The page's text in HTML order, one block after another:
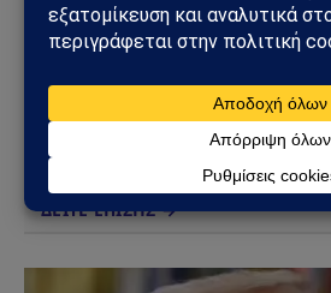
(Twitter)
Το Sahiel.gr είναι ανεξάρτητη
ασφάλεια, τα εθνικά ζητήματα και
που επηρεάζουν την Ελλάδα και τον
ΔΕΙΤΕ ΕΠΙΣΗΣ →